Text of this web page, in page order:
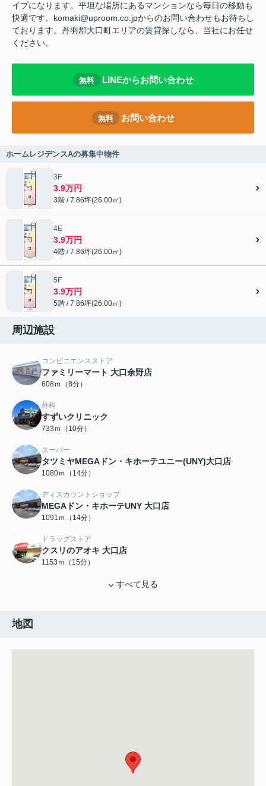
イプになります。平坦な場所にあるマンションなら毎日の移動も
快適です。komaki@uproom.co.jpからのお問い合わせもお待ちし
ております。丹羽郡大口町エリアの賃貸探しなら、当社にお任せ
ください。
無料 LINEからお問い合わせ
無料 お問い合わせ
ホームレジデンスAの募集中物件
3F
3.9万円
3階 / 7.86坪(26.00㎡)
4E
3.9万円
4階 / 7.86坪(26.00㎡)
5F
3.9万円
5階 / 7.86坪(26.00㎡)
周辺施設
コンビニエンスストア
ファミリーマート 大口余野店
608ｍ（8分）
外科
すずいクリニック
733ｍ（10分）
スーパー
タツミヤMEGAドン・キホーテユニー(UNY)大口店
1080ｍ（14分）
ディスカウントショップ
MEGAドン・キホーテUNY 大口店
1091ｍ（14分）
ドラッグストア
クスリのアオキ 大口店
1153ｍ（15分）
すべて見る
地図